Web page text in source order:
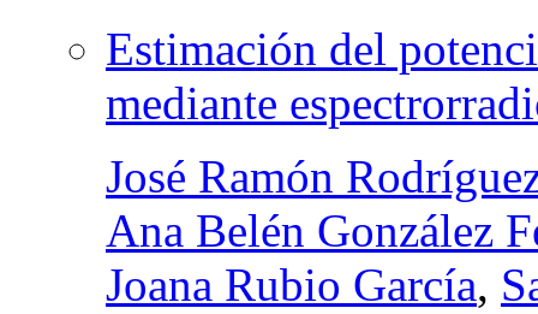
Estimación del
mediante
José Ramón
Ana Belén González
Joana Rubio García,